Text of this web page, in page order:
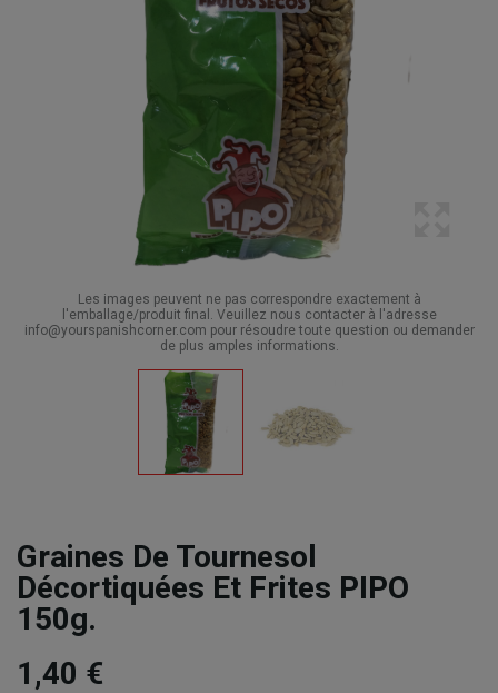
Les images peuvent ne pas correspondre exactement à
l'emballage/produit final. Veuillez nous contacter à l'adresse
info@yourspanishcorner.com pour résoudre toute question ou demander
de plus amples informations.
Graines De Tournesol
Décortiquées Et Frites PIPO
150g.
1,40 €